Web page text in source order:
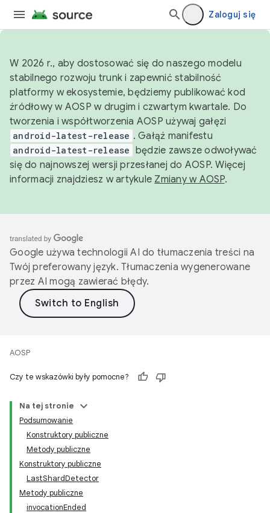
Zaloguj się
W 2026 r., aby dostosować się do naszego modelu
stabilnego rozwoju trunk i zapewnić stabilność
platformy w ekosystemie, będziemy publikować kod
źródłowy w AOSP w drugim i czwartym kwartale. Do
tworzenia i współtworzenia AOSP używaj gałęzi
android-latest-release . Gałąź manifestu
android-latest-release będzie zawsze odwoływać
się do najnowszej wersji przesłanej do AOSP. Więcej
informacji znajdziesz w artykule Zmiany w AOSP.
Google używa technologii AI do tłumaczenia treści na
Twój preferowany język. Tłumaczenia wygenerowane
przez AI mogą zawierać błędy.
AOSP
Czy te wskazówki były pomocne?
Na tej stronie
Podsumowanie
Konstruktory publiczne
Metody publiczne
Konstruktory publiczne
LastShardDetector
Metody publiczne
invocationEnded